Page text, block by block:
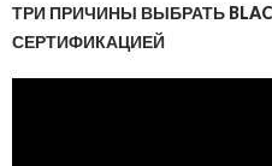
ТРИ ПРИЧИНЫ ВЫБРАТЬ
СЕРТИФИКАЦИЕЙ